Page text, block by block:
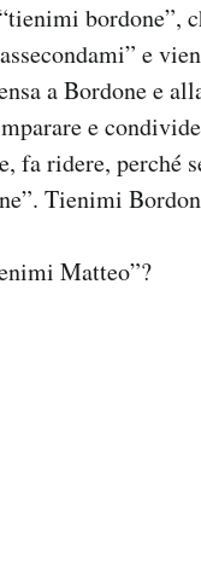
bordone”,
e
a Bordone e
e
fa ridere, perché
Tienimi
Matteo”?